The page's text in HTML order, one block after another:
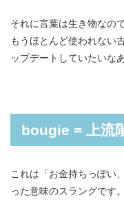
それに言葉は生き物なの
もうほとんど使われない
ップデートしていたいな
bougie = 上流
これは「お金持ちっぽい
った意味のスラングです。